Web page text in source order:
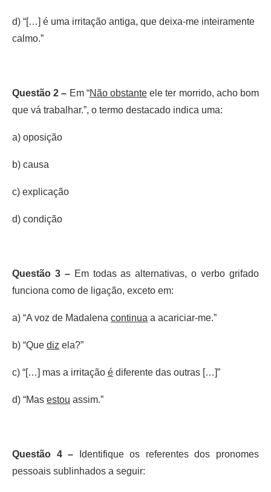
d) “[…] é uma irritação antiga, que deixa-me inteiramente
calmo.”
Questão 2 – Em “Não obstante ele ter morrido, acho bom
que vá trabalhar.”, o termo destacado indica uma:
a) oposição
b) causa
c) explicação
d) condição
Questão 3 –Em todas as alternativas, o verbo grifado
funciona como de ligação, exceto em:
a) “A voz de Madalena continua a acariciar-me.”
b) “Que diz ela?”
c) “[…] mas a irritação é diferente das outras […]”
d) “Mas estou assim.”
Questão 4 – Identifique os referentes dos pronomes
pessoais sublinhados a seguir: